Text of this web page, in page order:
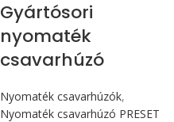
Gyártósori
nyomaték
csavarhúzó
Nyomaték csavarhúzók,
Nyomaték csavarhúzó PRESET